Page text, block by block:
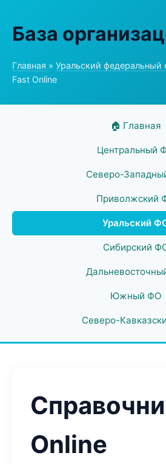
База
Главная » Уральский федеральный
Fast Online
🏠 Главная
Центральный
Северо-
Приволжский
Уральский
Сибирский
Южный ФО
Северо-
Online